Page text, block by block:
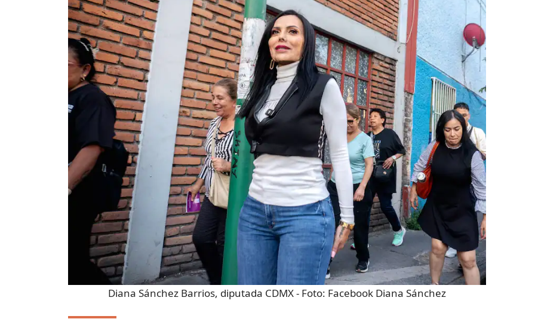
Diana Sánchez Barrios, diputada CDMX- Foto: Facebook Diana Sánchez